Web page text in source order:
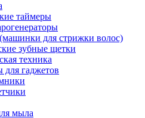
таймеры
для стрижки волос)
зубные щетки
техника
для гаджетов
мыла